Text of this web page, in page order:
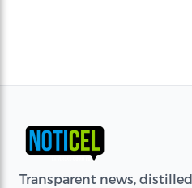
Transparent news,